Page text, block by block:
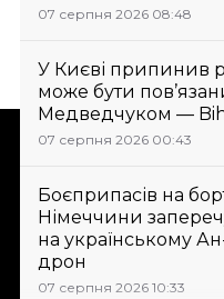
07 серпня 2026 08:48
У Києві припинив
може бути
Медведчуком —
07 серпня 2026 00:43
Боєприпасів на
Німеччини
на українському
дрон
07 серпня 2026 10:33
Ми